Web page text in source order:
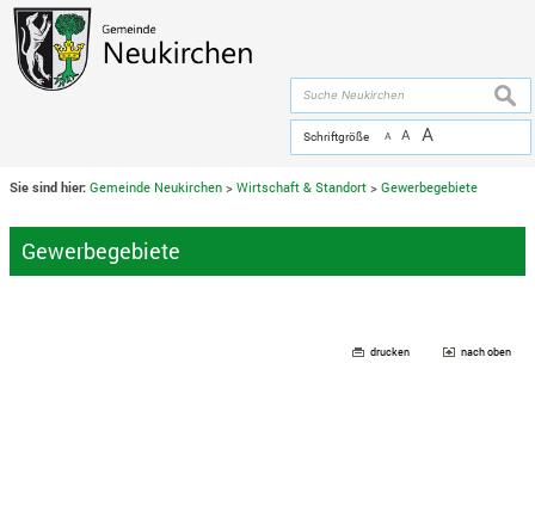
Zum Inhalt,zur Navigation
Schriftgröße A A A
Sie sind hier: Gemeinde Neukirchen >Wirtschaft & Standort >Gewerbegebiete
Gewerbegebiete
drucken nach oben